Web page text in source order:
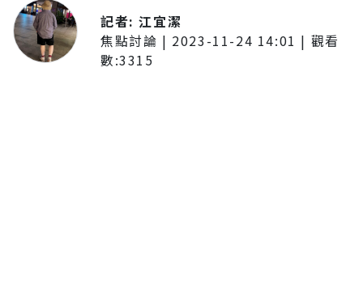
記者:江宜潔
焦點討論 | 2023-11-24 14:01 | 觀看
數:3315